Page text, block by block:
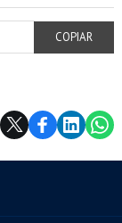
COPIAR